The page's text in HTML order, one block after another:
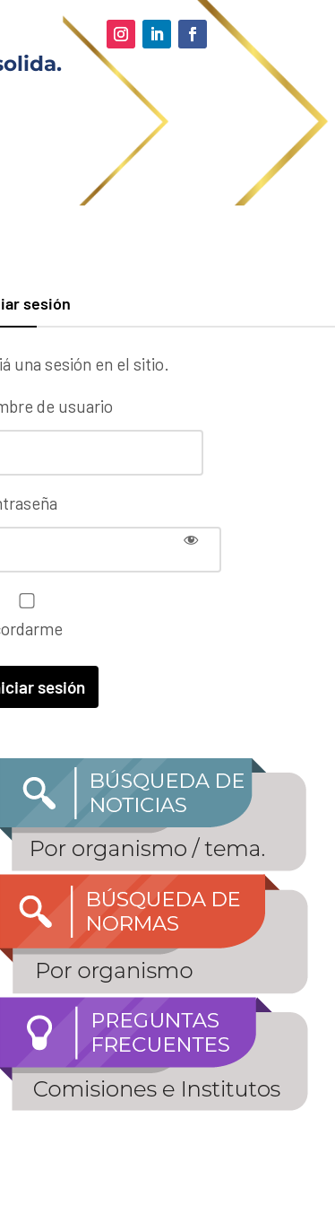
sesión
una sesión en el sitio.
de usuario